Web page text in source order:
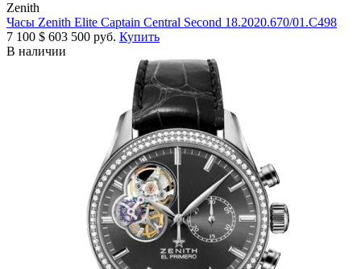
Zenith
Часы Zenith Elite Captain Central Second 18.2020.670/01.C498
7 100 $ 603 500 руб. Купить
В наличии